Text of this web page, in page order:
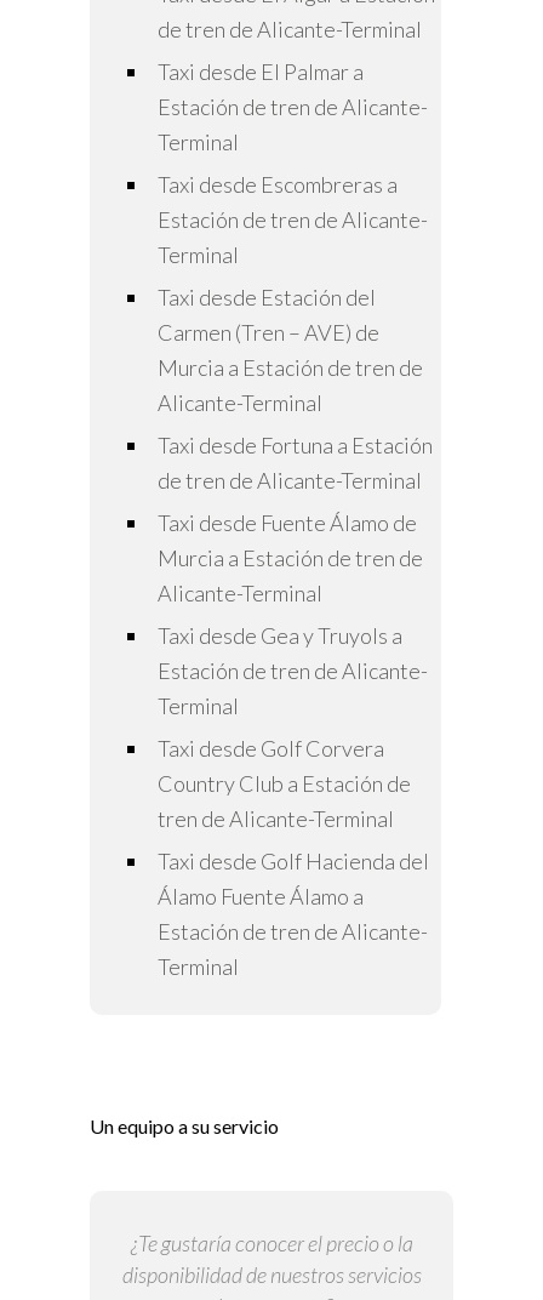
de tren de Alicante-Terminal
Taxi desde El Palmar a
Estación de tren de Alicante-
Terminal
Taxi desde Escombreras a
Estación de tren de Alicante-
Terminal
Taxi desde Estación del
Carmen (Tren – AVE) de
Murcia a Estación de tren de
Alicante-Terminal
Taxi desde Fortuna a Estación
de tren de Alicante-Terminal
Taxi desde Fuente Álamo de
Murcia a Estación de tren de
Alicante-Terminal
Taxi desde Gea y Truyols a
Estación de tren de Alicante-
Terminal
Taxi desde Golf Corvera
Country Club a Estación de
tren de Alicante-Terminal
Taxi desde Golf Hacienda del
Álamo Fuente Álamo a
Estación de tren de Alicante-
Terminal
Un equipo a su servicio
¿Te gustaría conocer el precio o la
disponibilidad de nuestros servicios